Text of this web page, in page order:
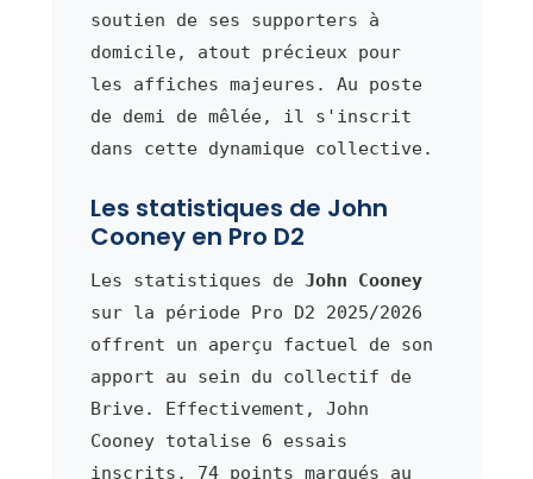
soutien de ses supporters à
domicile, atout précieux pour
les affiches majeures. Au poste
de demi de mêlée, il s'inscrit
dans cette dynamique collective.
Les statistiques de John
Cooney en Pro D2
Les statistiques de John Cooney
sur la période Pro D2 2025/2026
offrent un aperçu factuel de son
apport au sein du collectif de
Brive. Effectivement, John
Cooney totalise 6 essais
inscrits, 74 points marqués au